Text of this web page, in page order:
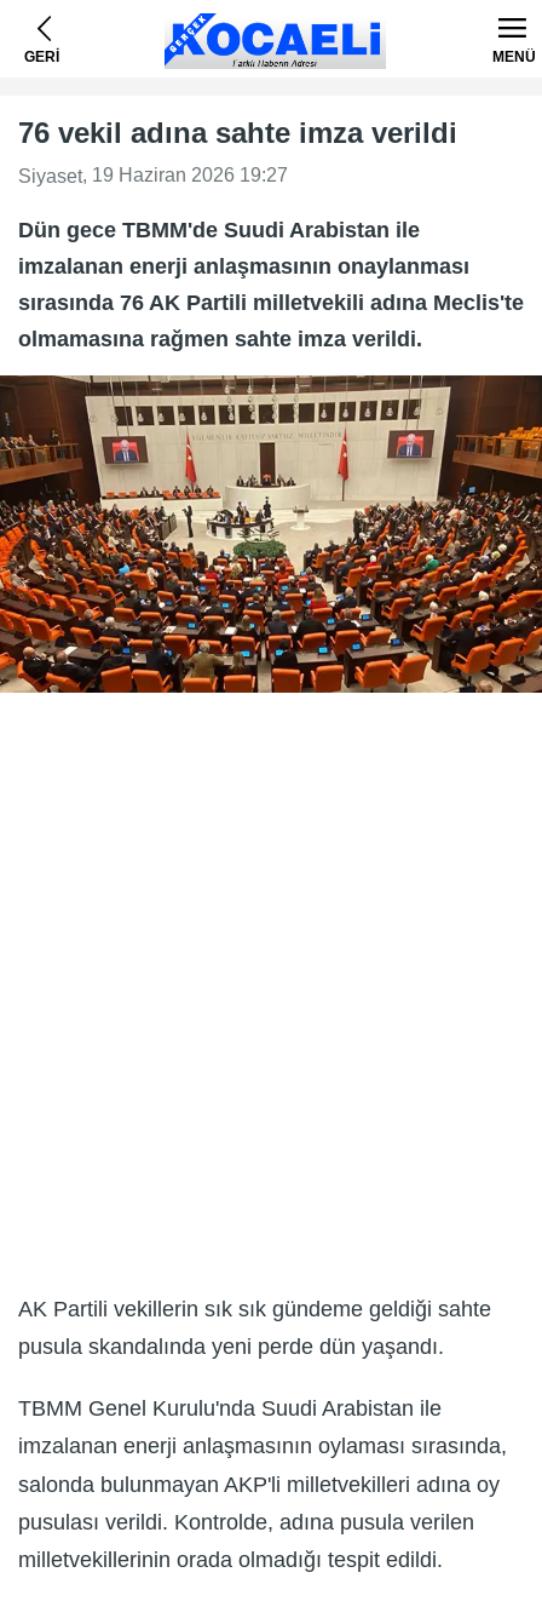
GERİ MENÜ
76 vekil adına sahte imza verildi
Siyaset, 19 Haziran 2026 19:27
Dün gece TBMM'de Suudi Arabistan ile
imzalanan enerji anlaşmasının onaylanması
sırasında 76 AK Partili milletvekili adına Meclis'te
olmamasına rağmen sahte imza verildi.
AK Partili vekillerin sık sık gündeme geldiği sahte
pusula skandalında yeni perde dün yaşandı.
TBMM Genel Kurulu'nda Suudi Arabistan ile
imzalanan enerji anlaşmasının oylaması sırasında,
salonda bulunmayan AKP'li milletvekilleri adına oy
pusulası verildi. Kontrolde, adına pusula verilen
milletvekillerinin orada olmadığı tespit edildi.